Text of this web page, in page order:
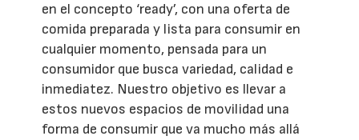
en el concepto ‘ready’, con una oferta de
comida preparada y lista para consumir en
cualquier momento, pensada para un
consumidor que busca variedad, calidad e
inmediatez. Nuestro objetivo es llevar a
estos nuevos espacios de movilidad una
forma de consumir que va mucho más allá